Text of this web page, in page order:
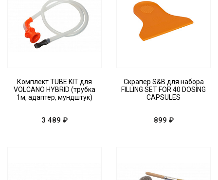
Комплект TUBE KIT для
VOLCANO HYBRID (трубка
1м, адаптер, мундштук)
3 489 ₽
Скрапер S&B для набора
FILLING SET FOR 40 DOSING
CAPSULES
899 ₽